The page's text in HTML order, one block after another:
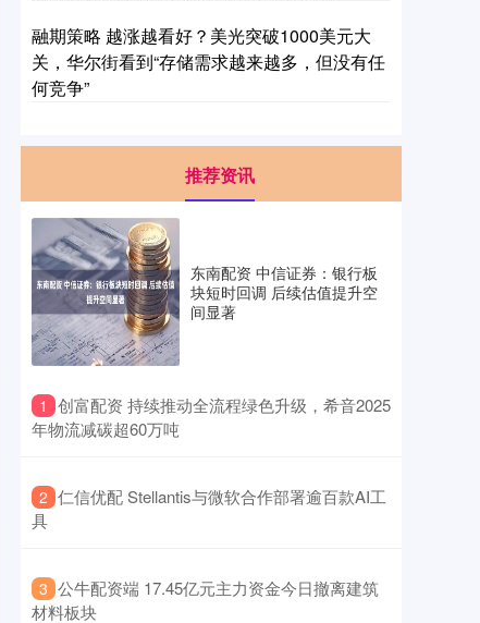
融期策略 越涨越看好？美光突破1000美元大
关，华尔街看到“存储需求越来越多，但没有任
何竞争”
推荐资讯
东南配资 中信证券：银行板
块短时回调 后续估值提升空
间显著
1 ​创富配资 持续推动全流程绿色升级，希音2025
年物流减碳超60万吨
2 ​仁信优配 Stellantis与微软合作部署逾百款AI工
具
3 ​公牛配资端 17.45亿元主力资金今日撤离建筑
材料板块